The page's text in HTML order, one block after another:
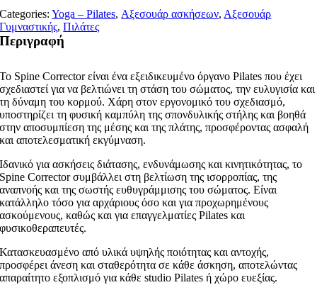
Categories:Yoga – Pilates,Αξεσουάρ ασκήσεων,Αξεσουάρ
Γυμναστικής,Πιλάτες
Περιγραφή
Το Spine Corrector είναι ένα εξειδικευμένο όργανο Pilates που έχει
σχεδιαστεί για να βελτιώνει τη στάση του σώματος, την ευλυγισία και
τη δύναμη του κορμού. Χάρη στον εργονομικό του σχεδιασμό,
υποστηρίζει τη φυσική καμπύλη της σπονδυλικής στήλης και βοηθά
στην αποσυμπίεση της μέσης και της πλάτης, προσφέροντας ασφαλή
και αποτελεσματική εκγύμναση.
Ιδανικό για ασκήσεις διάτασης, ενδυνάμωσης και κινητικότητας, το
Spine Corrector συμβάλλει στη βελτίωση της ισορροπίας, της
αναπνοής και της σωστής ευθυγράμμισης του σώματος. Είναι
κατάλληλο τόσο για αρχάριους όσο και για προχωρημένους
ασκούμενους, καθώς και για επαγγελματίες Pilates και
φυσικοθεραπευτές.
Κατασκευασμένο από υλικά υψηλής ποιότητας και αντοχής,
προσφέρει άνεση και σταθερότητα σε κάθε άσκηση, αποτελώντας
απαραίτητο εξοπλισμό για κάθε studio Pilates ή χώρο ευεξίας.